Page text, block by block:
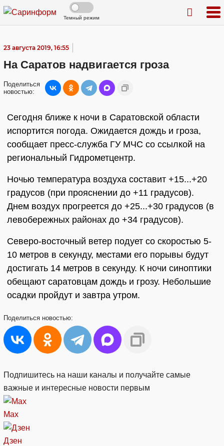
Темный режим
23 августа 2019, 16:55
На Саратов надвигается гроза
Поделиться
новостью:
Сегодня ближе к ночи в Саратовской области
испортится погода. Ожидается дождь и гроза,
сообщает пресс-служба ГУ МЧС со ссылкой на
региональный Гидрометцентр.
Ночью температура воздуха составит +15...+20
градусов (при прояснении до +11 градусов).
Днем воздух прогреется до +25...+30 градусов (в
левобережных районах до +34 градусов).
Северо-восточный ветер подует со скоростью 5-
10 метров в секунду, местами его порывы будут
достигать 14 метров в секунду. К ночи синоптики
обещают саратовцам дождь и грозу. Небольшие
осадки пройдут и завтра утром.
Поделиться новостью:
Подпишитесь на наши каналы и получайте самые
важные и интересные новости первым
Max
Дзен